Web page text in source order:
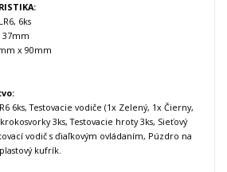
6ks
37mm
x 90mm
6ks, Testovacie vodiče (1x Zelený, 1x Čierny,
3ks, Testovacie hroty 3ks, Sieťový
vodič s ďiaľkovým ovládaním, Púzdro na
kufrík.